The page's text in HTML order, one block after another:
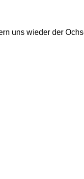
uns wieder der